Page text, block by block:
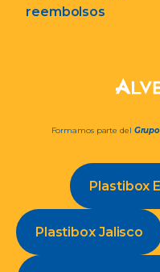
reembolsos
Formamos parte del
Plastibox
Plastibox Jalisco